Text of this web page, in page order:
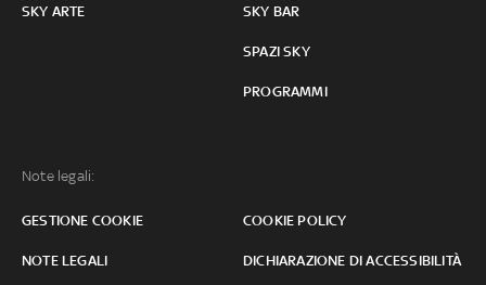
SKY ARTE SKY BAR
SPAZI SKY
PROGRAMMI
Note legali:
GESTIONE COOKIE COOKIE POLICY
NOTE LEGALI DICHIARAZIONE DI ACCESSIBILITÀ